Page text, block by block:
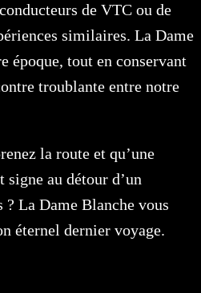
de VTC ou de
similaires. La Dame
époque, tout en conservant
troublante entre notre
la route et qu’une
au détour d’un
La Dame Blanche vous
éternel dernier voyage.